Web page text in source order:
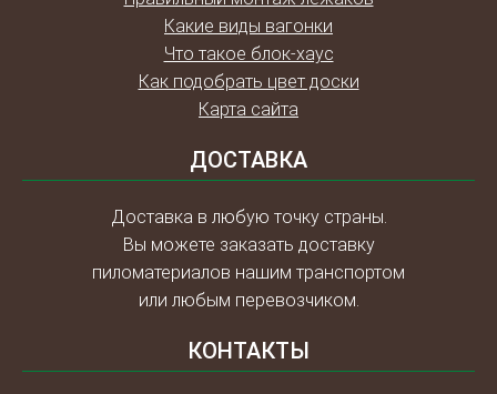
Какие виды вагонки
Что такое блок-хаус
Как подобрать цвет доски
Карта сайта
ДОСТАВКА
Доставка в любую точку страны.
Вы можете заказать доставку
пиломатериалов нашим транспортом
или любым перевозчиком.
КОНТАКТЫ